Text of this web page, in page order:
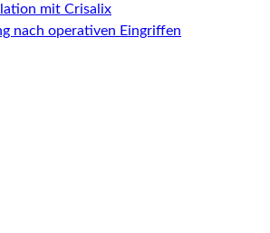
mit Crisalix
nach operativen Eingriffen